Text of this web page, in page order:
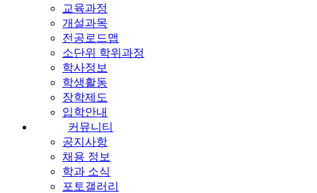
교육과정
개설과목
전공로드맵
소단위 학위과정
학사정보
학생활동
장학제도
입학안내
커뮤니티
공지사항
채용 정보
학과 소식
포토갤러리